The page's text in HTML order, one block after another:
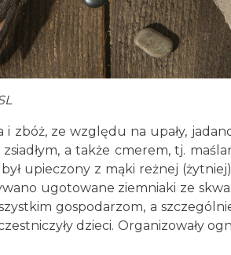
ze względu na upały,
a także cmerem, tj.
upieczony z mąki reżnej
ugotowane ziemniaki ze
gospodarzom, a
dzieci. Organizowały